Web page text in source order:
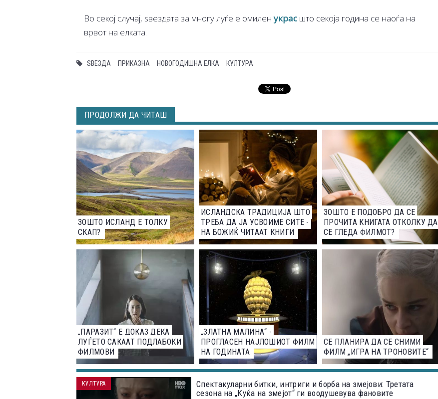
Во секој случај, ѕвездата за многу луѓе е омиленукрас што секоја година се наоѓа на
врвот на елката.
ЅВЕЗДА ПРИКАЗНА НОВОГОДИШНА ЕЛКА КУЛТУРА
ПРОДОЛЖИ ДА ЧИТАШ
ЗОШТО ИСЛАНД Е ТОЛКУ
СКАП?
ИСЛАНДСКА ТРАДИЦИЈА ШТО
ТРЕБА ДА ЈА УСВОИМЕ СИТЕ -
НА БОЖИЌ ЧИТААТ КНИГИ
ЗОШТО Е ПОДОБРО ДА СЕ
ПРОЧИТА КНИГАТА ОТКОЛКУ ДА
СЕ ГЛЕДА ФИЛМОТ?
„ПАРАЗИТ“ Е ДОКАЗ ДЕКА
ЛУЃЕТО САКААТ ПОДЛАБОКИ
ФИЛМОВИ
„ЗЛАТНА МАЛИНА“ -
ПРОГЛАСЕН НАЈЛОШИОТ ФИЛМ
НА ГОДИНАТА
СЕ ПЛАНИРА ДА СЕ СНИМИ
ФИЛМ „ИГРА НА ТРОНОВИТЕ“
Спектакуларни битки, интриги и борба на змејови: Третата
сезона на „Куќа на змејот“ ги воодушевува фановите
КУЛТУРА